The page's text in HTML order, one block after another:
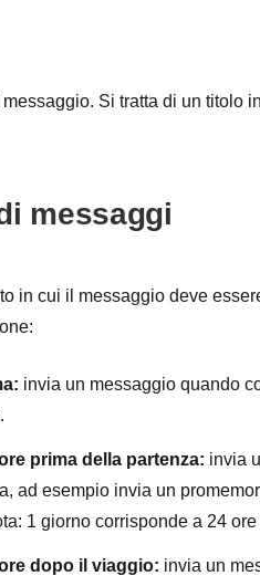
Si tratta di un titolo
messaggi
in cui il messaggio deve
invia un messaggio quando
prima della partenza: invia
ad esempio invia un
1 giorno corrisponde a 24
dopo il viaggio: invia un